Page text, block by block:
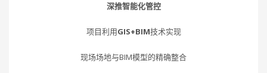
深推智能化管控
项目利用GIS+BIM技术实现
现场场地与BIM模型的精确整合